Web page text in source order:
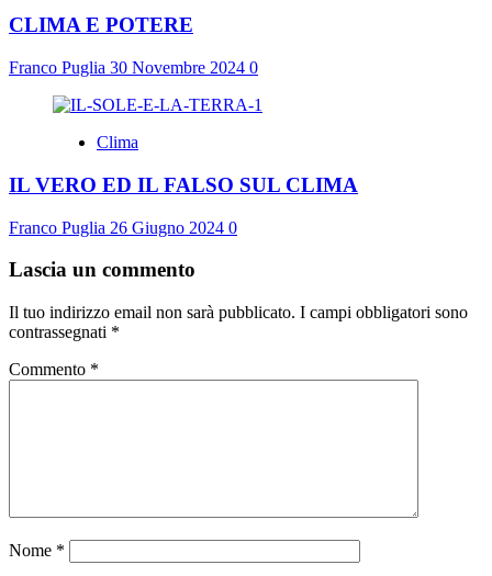
CLIMA E POTERE
Franco Puglia 30 Novembre 2024 0
Clima
IL VERO ED IL FALSO SUL CLIMA
Franco Puglia 26 Giugno 2024 0
Lascia un commento
Il tuo indirizzo email non sarà pubblicato. I campi obbligatori sono
contrassegnati *
Commento *
Nome *